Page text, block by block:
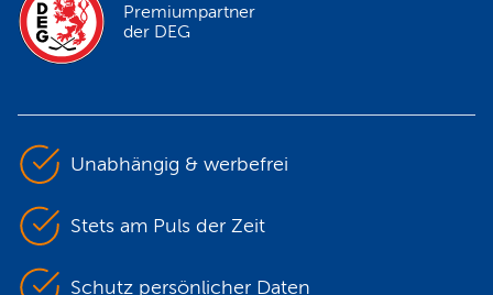
Premiumpartner
der DEG
Unabhängig & werbefrei
Stets am Puls der Zeit
Schutz persönlicher Daten